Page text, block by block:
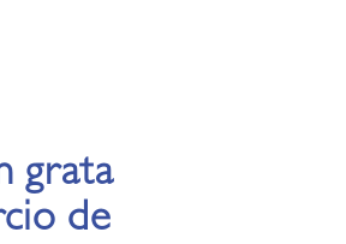
grata
de